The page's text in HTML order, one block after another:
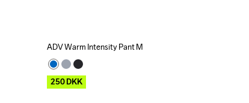
Outlet
ADV Warm Intensity Pant M
250DKK